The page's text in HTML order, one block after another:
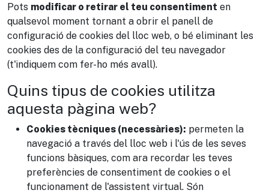
Pots modificar o retirar el teu consentiment en
qualsevol moment tornant a obrir el panell de
configuració de cookies del lloc web, o bé eliminant les
cookies des de la configuració del teu navegador
(t'indiquem com fer-ho més avall).
Quins tipus de cookies utilitza
aquesta pàgina web?
Cookies tècniques (necessàries): permeten la
navegació a través del lloc web i l'ús de les seves
funcions bàsiques, com ara recordar les teves
preferències de consentiment de cookies o el
funcionament de l'assistent virtual. Són